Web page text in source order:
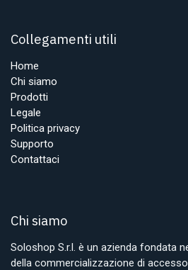
Collegamenti utili
Home
Chi siamo
Prodotti
Legale
Politica privacy
Supporto
Contattaci
Chi siamo
Soloshop S.r.l. è un azienda fondata
della commercializzazione di